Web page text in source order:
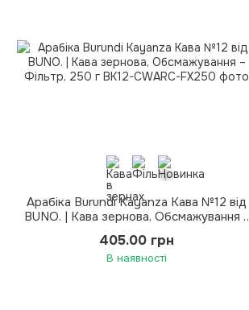
Арабіка Burundi Kayanza Кава №12 від
BUNO. | Кава зернова, Обсмажування –
405.00 грн
В наявності